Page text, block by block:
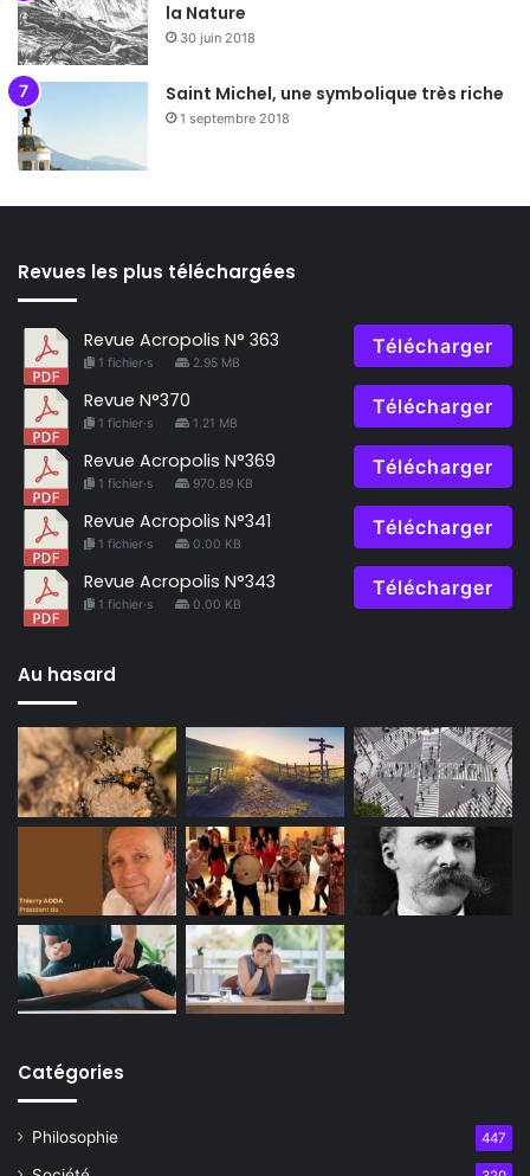
la Nature
30 juin 2018
Saint Michel, une symbolique très riche
1 septembre 2018
Revues les plus téléchargées
Revue Acropolis N° 363
1 fichier·s 2.95 MB
Télécharger
Revue N°370
1 fichier·s 1.21 MB
Télécharger
Revue Acropolis N°369
1 fichier·s 970.89 KB
Télécharger
Revue Acropolis N°341
1 fichier·s 0.00 KB
Télécharger
Revue Acropolis N°343
1 fichier·s 0.00 KB
Télécharger
Au hasard
Catégories
Philosophie 447